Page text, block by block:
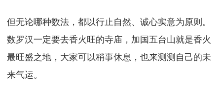
但无论哪种数法，都以行止自然、诚心实意为原则。
数罗汉一定要去香火旺的寺庙，加国五台山就是香火
最旺盛之地，大家可以稍事休息，也来测测自己的未
来气运。